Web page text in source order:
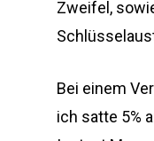
Zweifel,
Bei einem
ich satte 5%